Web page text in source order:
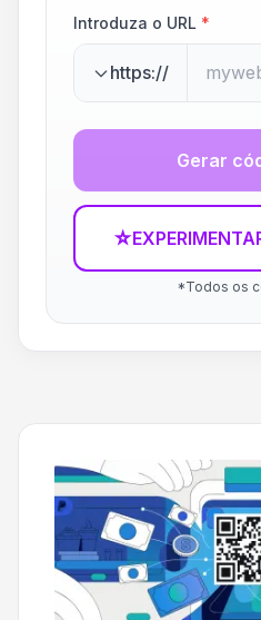
Introduza o URL *
https://
Gerar
☆
*Todos os